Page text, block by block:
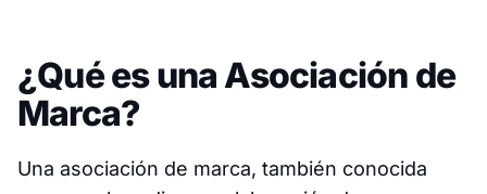
¿Qué es una Asociación de
Marca?
Una asociación de marca, también conocida